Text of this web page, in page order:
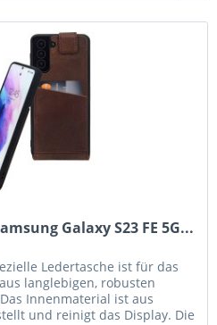
Galaxy S23 FE 5G...
Ledertasche ist für das
langlebigen, robusten
Innenmaterial ist aus
und reinigt das Display. Die